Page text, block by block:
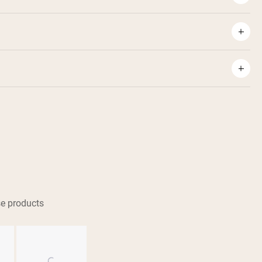
products